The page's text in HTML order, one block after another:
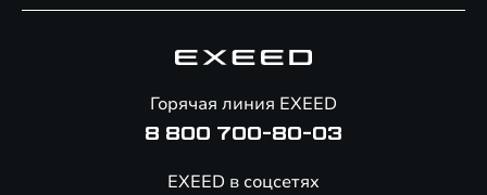
Помощь на дорогах
Горячая линия EXEED
8 800 700-80-03
EXEED в соцсетях